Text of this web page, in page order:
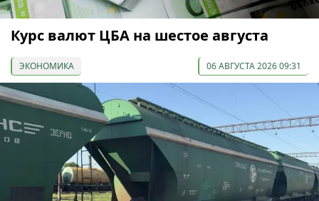
Курс валют ЦБА на шестое августа
ЭКОНОМИКА 06 АВГУСТА 2026 09:31